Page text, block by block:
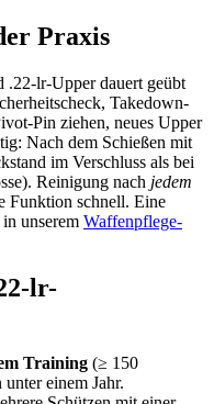
Praxis
.22-lr-Upper dauert geübt
Takedown-
Pin ziehen, neues Upper
Nach dem Schießen mit
im Verschluss als bei
Reinigung nach jedem
Funktion schnell. Eine
unserem Waffenpflege-
lr-
Training (≥ 150
einem Jahr.